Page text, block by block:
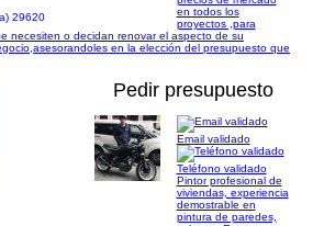
29620
en todos los
proyectos ,para
necesiten o decidan renovar el aspecto de su
en la elección del presupuesto que
Pedir presupuesto
Email validado
Teléfono validado
Pintor profesional de
viviendas, experiencia
demostrable en
pintura de paredes,